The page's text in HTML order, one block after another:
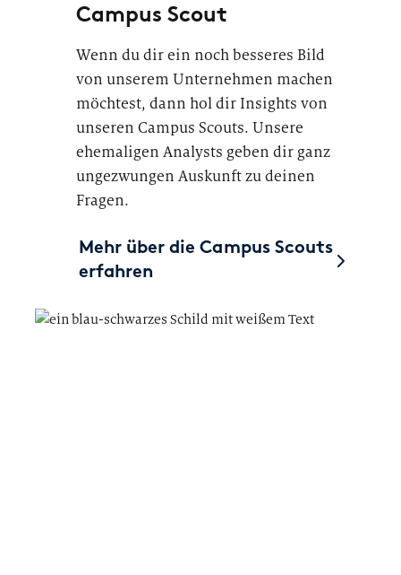
Campus Scout
Wenn du dir ein noch besseres Bild
von unserem Unternehmen machen
möchtest, dann hol dir Insights von
unseren Campus Scouts. Unsere
ehemaligen Analysts geben dir ganz
ungezwungen Auskunft zu deinen
Fragen.
Mehr über die Campus Scouts
erfahren